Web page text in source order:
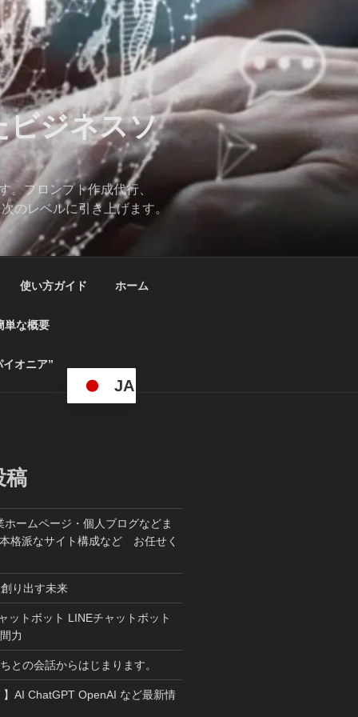
ビジネスソ
。プロンプト作成代行、
のレベルに引き上げます。
使い方ガイド ホーム
単な概要
オニア”
JA
稿
ホームページ・個人ブログなどま
格派なサイト構成など お任せく
り出す未来
ットボット LINEチャットボット
力
の会話からはじまります。
】AI ChatGPT OpenAI など最新情